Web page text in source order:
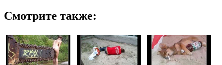
Смотрите также: